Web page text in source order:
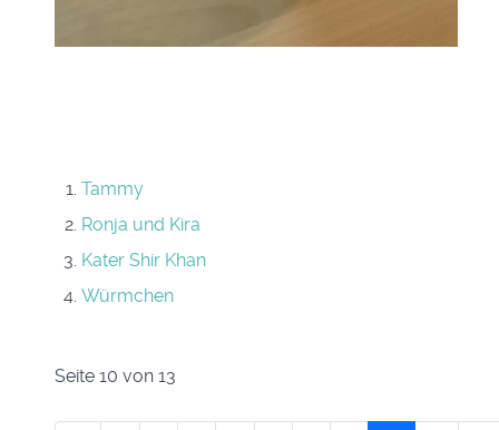
Tammy
Ronja und Kira
Kater Shir Khan
Würmchen
Seite 10 von 13